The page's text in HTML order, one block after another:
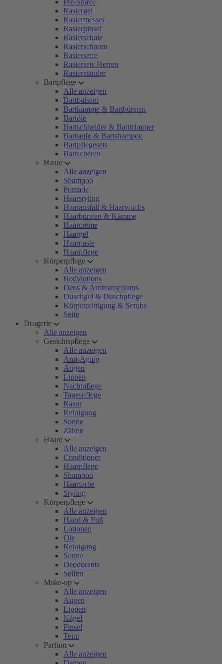
Pre-Shave
Rasiergel
Rasiermesser
Rasierpinsel
Rasierschale
Rasierschaum
Rasierseife
Rasiersets Herren
Rasierständer
Bartpflege
Alle anzeigen
Bartbalsam
Bartkämme & Bartbürsten
Bartöle
Bartschneider & Barttrimmer
Bartseife & Bartshampoo
Bartpflegesets
Bartscheren
Haare
Alle anzeigen
Shampoo
Pomade
Haarstyling
Haarausfall & Haarwuchs
Haarbürsten & Kämme
Haarcreme
Haargel
Haarpaste
Haarpflege
Körperpflege
Alle anzeigen
Bodylotions
Deos & Antitranspirants
Duschgel & Duschpflege
Körperreinigung & Scrubs
Seife
Drogerie
Alle anzeigen
Gesichtspflege
Alle anzeigen
Anti-Aging
Augen
Lippen
Nachtpflege
Tagespflege
Rasur
Reinigung
Sonne
Zähne
Haare
Alle anzeigen
Conditioner
Haarpflege
Shampoo
Haarfarbe
Styling
Körperpflege
Alle anzeigen
Hand & Fuß
Lotionen
Öle
Reinigung
Sonne
Deodorants
Seifen
Make-up
Alle anzeigen
Augen
Lippen
Nägel
Pinsel
Teint
Parfum
Alle anzeigen